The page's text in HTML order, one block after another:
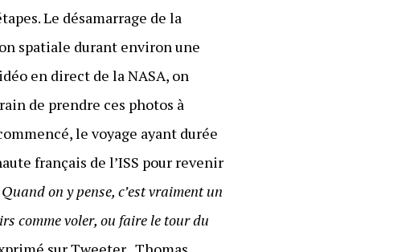
Le désamarrage de la
spatiale durant environ une
en direct de la NASA, on
de prendre ces photos à
le voyage ayant durée
français de l’ISS pour revenir
on y pense, c’est vraiment un
comme voler, ou faire le tour du